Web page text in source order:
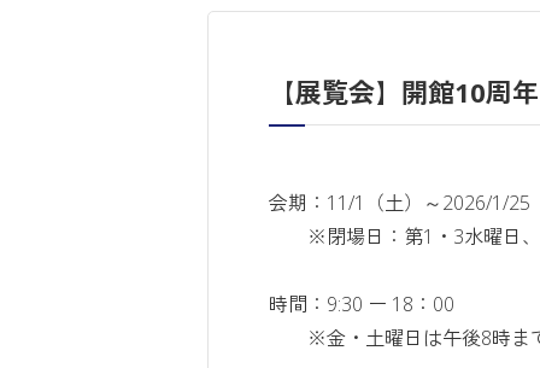
【展覧会】開館10
会期：11/1（土）～2026/1/25
※閉場日：第1・3水曜日、
時間：9:30 ー 18：00
※金・土曜日は午後8時まで